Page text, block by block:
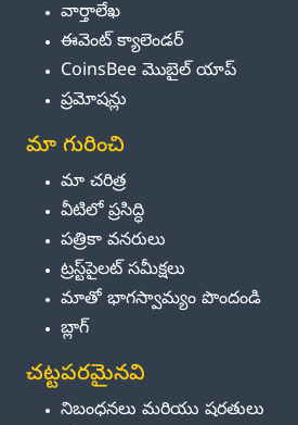
వార్తాలేఖ
ఈవెంట్ క్యాలెండర్
CoinsBee మొబైల్ యాప్
ప్రమోషన్లు
మా గురించి
మా చరిత్ర
వీటిలో ప్రసిద్ధి
పత్రికా వనరులు
ట్రస్ట్‌పైలట్ సమీక్షలు
మాతో భాగస్వామ్యం పొందండి
బ్లాగ్
చట్టపరమైనవి
నిబంధనలు మరియు షరతులు